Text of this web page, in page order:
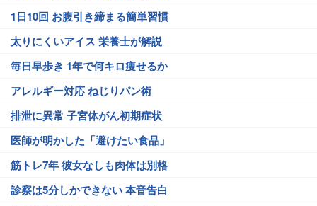
1日10回 お腹引き締まる簡単習慣
太りにくいアイス 栄養士が解説
毎日早歩き 1年で何キロ痩せるか
アレルギー対応 ねじりパン術
排泄に異常 子宮体がん初期症状
医師が明かした「避けたい食品」
筋トレ7年 彼女なしも肉体は別格
診察は5分しかできない 本音告白